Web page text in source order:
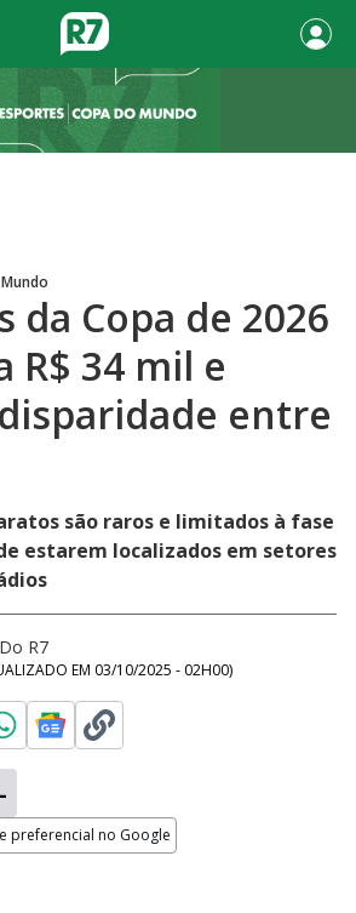
da Copa de 2026
R$ 34 mil e
entre
são raros e limitados à fase
estarem localizados em setores
Do R7
EM 03/10/2025 - 02H00)
preferencial no Google